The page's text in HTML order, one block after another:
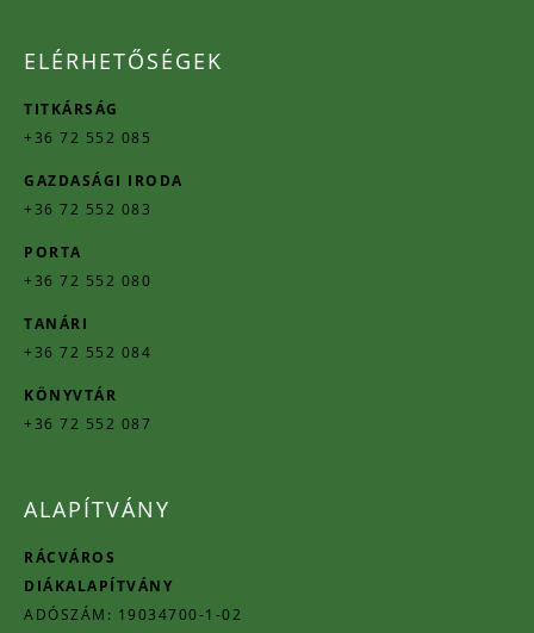
ELÉRHETŐSÉGEK
TITKÁRSÁG
+36 72 552 085
GAZDASÁGI IRODA
+36 72 552 083
PORTA
+36 72 552 080
TANÁRI
+36 72 552 084
KÖNYVTÁR
+36 72 552 087
ALAPÍTVÁNY
RÁCVÁROS
DIÁKALAPÍTVÁNY
ADÓSZÁM: 19034700-1-02